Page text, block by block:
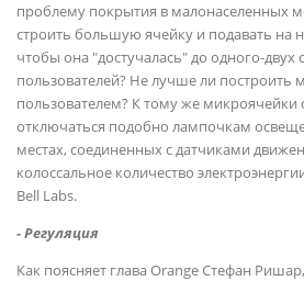
проблему покрытия в малонаселенных
строить большую ячейку и подавать на
чтобы она "достучалась" до одного-двух
пользователей? Не лучше ли построить
пользователем? К тому же микроячейки
отключаться подобно лампочкам
местах, соединенных с датчиками
колоссальное количество
Bell Labs.
- Регуляция
Как поясняет глава Orange Стефан